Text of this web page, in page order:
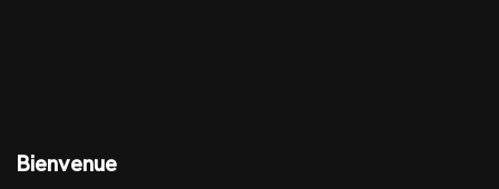
Bienvenue